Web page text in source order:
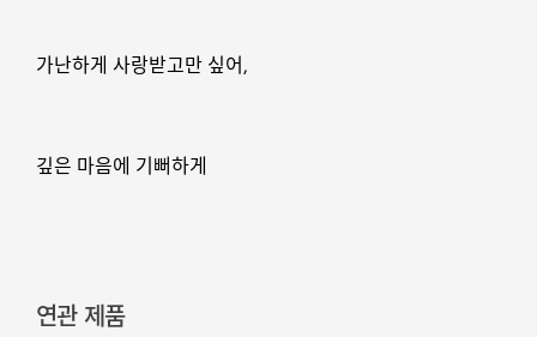
가난하게 사랑받고만 싶어,
깊은 마음에 기뻐하게
연관 제품